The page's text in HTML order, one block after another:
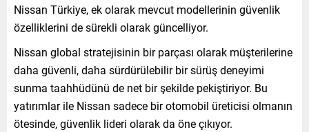
Nissan Türkiye, ek olarak mevcut modellerinin güvenlik
özelliklerini de sürekli olarak güncelliyor.
Nissan global stratejisinin bir parçası olarak müşterilerine
daha güvenli, daha sürdürülebilir bir sürüş deneyimi
sunma taahhüdünü de net bir şekilde pekiştiriyor. Bu
yatırımlar ile Nissan sadece bir otomobil üreticisi olmanın
ötesinde, güvenlik lideri olarak da öne çıkıyor.